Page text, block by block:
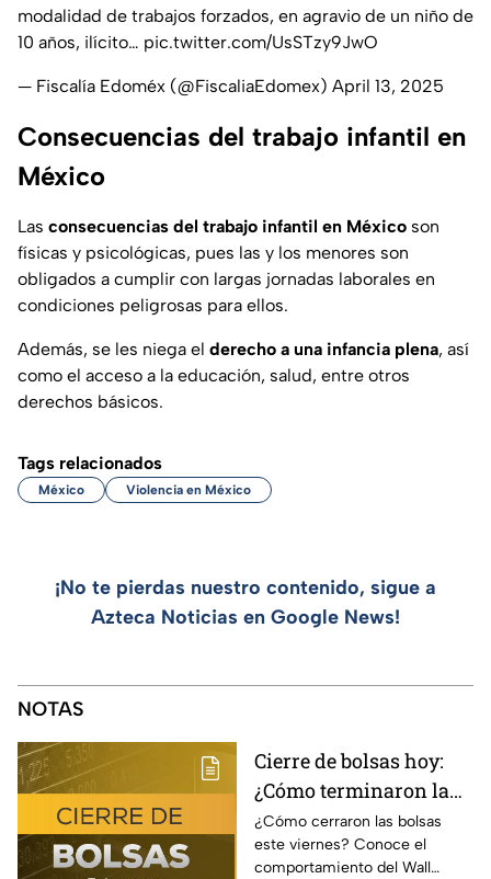
modalidad de trabajos forzados, en agravio de un niño de
10 años, ilícito… pic.twitter.com/UsSTzy9JwO
— Fiscalía Edoméx (@FiscaliaEdomex) April 13, 2025
Consecuencias del trabajo infantil en
México
Las consecuencias del trabajo infantil en México son
físicas y psicológicas, pues las y los menores son
obligados a cumplir con largas jornadas laborales en
condiciones peligrosas para ellos.
Además, se les niega el derecho a una infancia plena, así
como el acceso a la educación, salud, entre otros
derechos básicos.
Tags relacionados
México Violencia en México
¡No te pierdas nuestro contenido, sigue a
Azteca Noticias en Google News!
NOTAS
Cierre de bolsas hoy:
¿Cómo terminaron la
BMV y el Wall Street
hoy 7 de agosto
¿Cómo cerraron las bolsas
este viernes? Conoce el
comportamiento del Wall